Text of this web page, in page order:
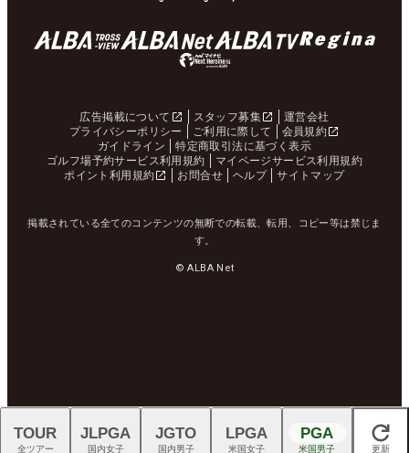
広告掲載について スタッフ募集
運営会社
プライバシーポリシー
ご利用に際して
会員規約
ガイドライン
特定商取引法に基づく表示
ゴルフ場予約サービス利用規約
マイページサービス利用規約
ポイント利用規約
お問合せ ヘルプ サイトマップ
掲載されている全てのコンテンツの無断での転載、転用、コピー等は禁じま
す。
© ALBA Net
閉じる
TOUR
全ツアー
JLPGA
国内女子
JGTO
国内男子
LPGA
米国女子
PGA
米国男子 更新